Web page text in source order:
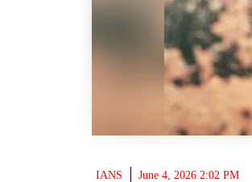
IANS June 4, 2026 2:02 PM